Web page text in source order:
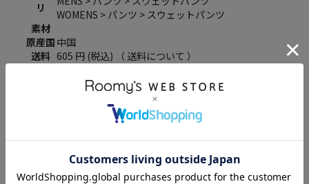
リ
WOMENS > パンツ > スウェットパンツ
素材
原産国 中国
送料 605 円 (税込) （ 送料について ）
【Disney】レスキュー・レンジャーズ/スウェットパ
ンツ(PONEYCOMB TOKYO)